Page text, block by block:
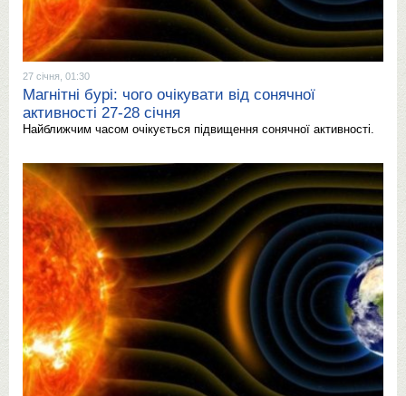
27 січня, 01:30
Магнітні бурі: чого очікувати від сонячної
активності 27-28 січня
Найближчим часом очікується підвищення сонячної активності.